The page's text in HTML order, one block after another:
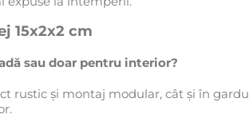
15x2x2 cm
sau doar pentru interior?
rustic și montaj modular, cât și în